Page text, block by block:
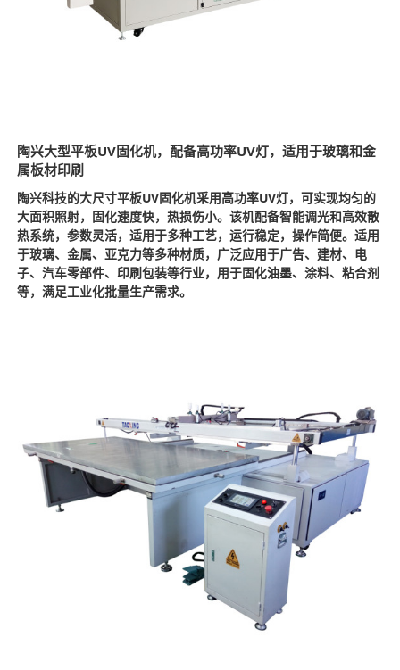
陶兴大型平板UV固化机，配备高功率UV灯，适用于玻璃和金
属板材印刷
陶兴科技的大尺寸平板UV固化机采用高功率UV灯，可实现均匀的
大面积照射，固化速度快，热损伤小。该机配备智能调光和高效散
热系统，参数灵活，适用于多种工艺，运行稳定，操作简便。适用
于玻璃、金属、亚克力等多种材质，广泛应用于广告、建材、电
子、汽车零部件、印刷包装等行业，用于固化油墨、涂料、粘合剂
等，满足工业化批量生产需求。